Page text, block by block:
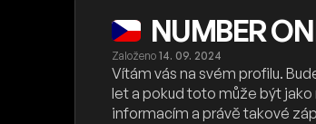
NUMBER
Založeno 14. 09. 2024
Vítám vás na svém profilu.
let a pokud toto může být jako
informacím a právě takové